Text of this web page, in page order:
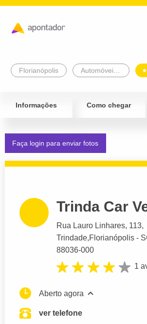
Florianópolis
Informações Como chegar
Faça login para enviar fotos
Trinda Car
Rua Lauro Linhares, 113,
Trindade,Florianópolis -
88036-000
1
Aberto agora
ver telefone